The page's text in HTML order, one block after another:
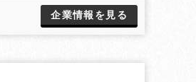
企業情報を見る